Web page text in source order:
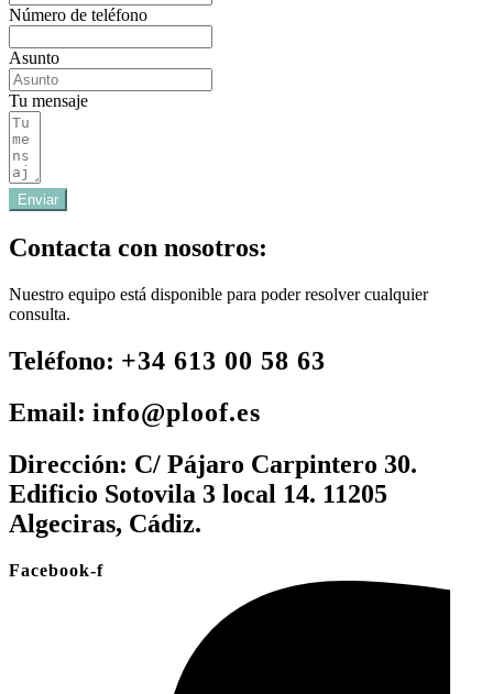
Número de teléfono
Asunto
Tu mensaje
Enviar
Contacta con nosotros:
Nuestro equipo está disponible para poder resolver cualquier
consulta.
Teléfono: +34 613 00 58 63
Email: info@ploof.es
Dirección: C/ Pájaro Carpintero 30.
Edificio Sotovila 3 local 14. 11205
Algeciras, Cádiz.
Facebook-f